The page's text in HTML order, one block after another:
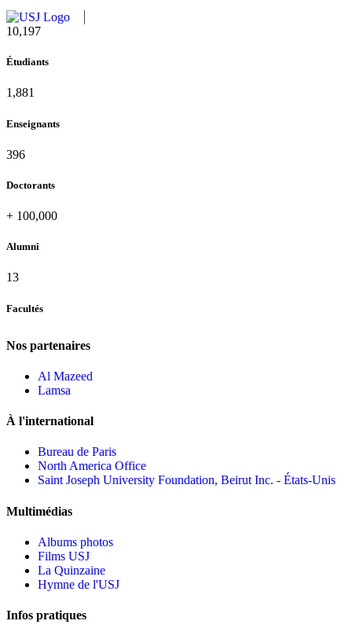
10,815
Étudiants
1,995
Enseignants
420
Doctorants
+ 100,000
Alumni
13
Facultés
Nos partenaires
Al Mazeed
Lamsa
À l'international
Bureau de Paris
North America Office
Saint Joseph University Foundation, Beirut Inc. - États-Unis
Multimédias
Albums photos
Films USJ
La Quinzaine
Hymne de l'USJ
Infos pratiques